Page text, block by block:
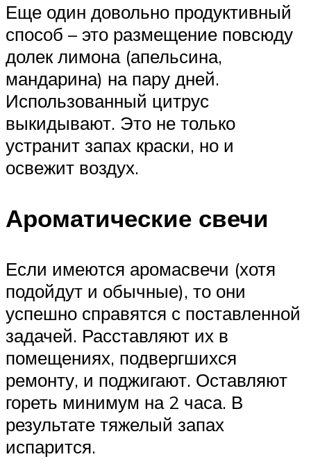
Еще один довольно продуктивный
способ – это размещение повсюду
долек лимона (апельсина,
мандарина) на пару дней.
Использованный цитрус
выкидывают. Это не только
устранит запах краски, но и
освежит воздух.
Ароматические свечи
Если имеются аромасвечи (хотя
подойдут и обычные), то они
успешно справятся с поставленной
задачей. Расставляют их в
помещениях, подвергшихся
ремонту, и поджигают. Оставляют
гореть минимум на 2 часа. В
результате тяжелый запах
испарится.